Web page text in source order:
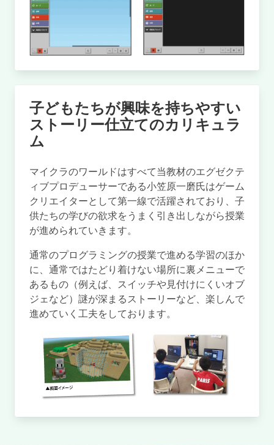
子どもたちが興味を持ちやすい
ストーリー仕立てのカリキュラ
ム
マイクラのワールドはすべて当教材のエグゼクテ
ィブプロデューサーである小笠原一磨氏はゲーム
クリエイターとして第一線で活躍されており、子
供たちの学びの欲求をうまく引き出しながら授業
が進められていきます。
通常のプログラミングの授業で進める学習のほか
に、通常ではたどり着けない場所に裏メニューで
あるもの（例えば、スイッチや見付けにくいオブ
ジェなど）謎が深まるストーリーなど、楽しんで
進めていく工夫をしております。